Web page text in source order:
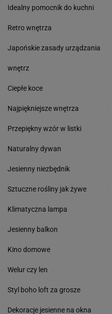
Idealny pomocnik do kuchni
Retro wnętrza
Japońskie zasady urządzania
wnętrz
Ciepłe koce
Najpiękniejsze wnętrza
Przepiękny wzór w listki
Naturalny dywan
Jesienny niezbędnik
Sztuczne rośliny jak żywe
Klimatyczna lampa
Jesienny balkon
Kino domowe
Welur czy len
Styl boho loft za grosze
Dekoracje jesienne na okna